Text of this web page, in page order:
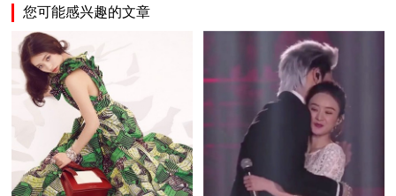
您可能感兴趣的文章